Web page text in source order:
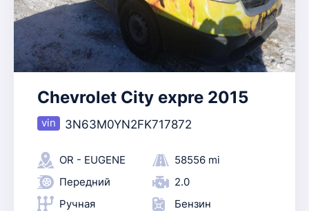
Chevrolet City expre 2015
3N63M0YN2FK717872
OR - EUGENE
58556 mi
Передний
2.0
Ручная
Бензин